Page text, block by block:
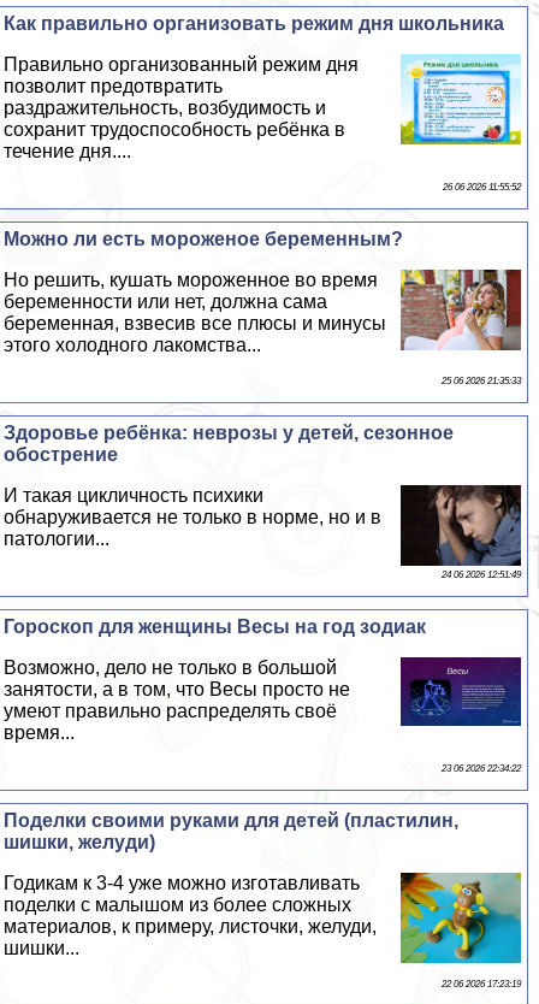
Как правильно организовать режим дня школьника
Правильно организованный режим дня
позволит предотвратить
раздражительность, возбудимость и
сохранит трудоспособность ребёнка в
течение дня....
26 06 2026 11:55:52
Можно ли есть мороженое беременным?
Но решить, кушать мороженное во время
беременности или нет, должна сама
беременная, взвесив все плюсы и минусы
этого холодного лакомства...
25 06 2026 21:35:33
Здоровье ребёнка: неврозы у детей, сезонное
обострение
И такая цикличность психики
обнаруживается не только в норме, но и в
патологии...
24 06 2026 12:51:49
Гороскоп для женщины Весы на год зодиак
Возможно, дело не только в большой
занятости, а в том, что Весы просто не
умеют правильно распределять своё
время...
23 06 2026 22:34:22
Поделки своими руками для детей (пластилин,
шишки, желуди)
Годикам к 3-4 уже можно изготавливать
поделки с малышом из более сложных
материалов, к примеру, листочки, желуди,
шишки...
22 06 2026 17:23:19